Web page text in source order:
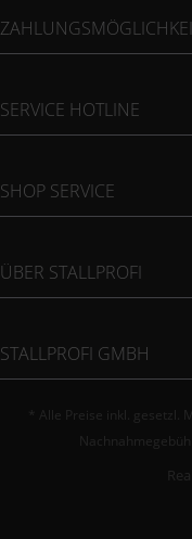
SERVICE HOTLINE
SHOP SERVICE
ÜBER STALLPROFI
STALLPROFI GMBH
* Alle Preise inkl. gesetzl.